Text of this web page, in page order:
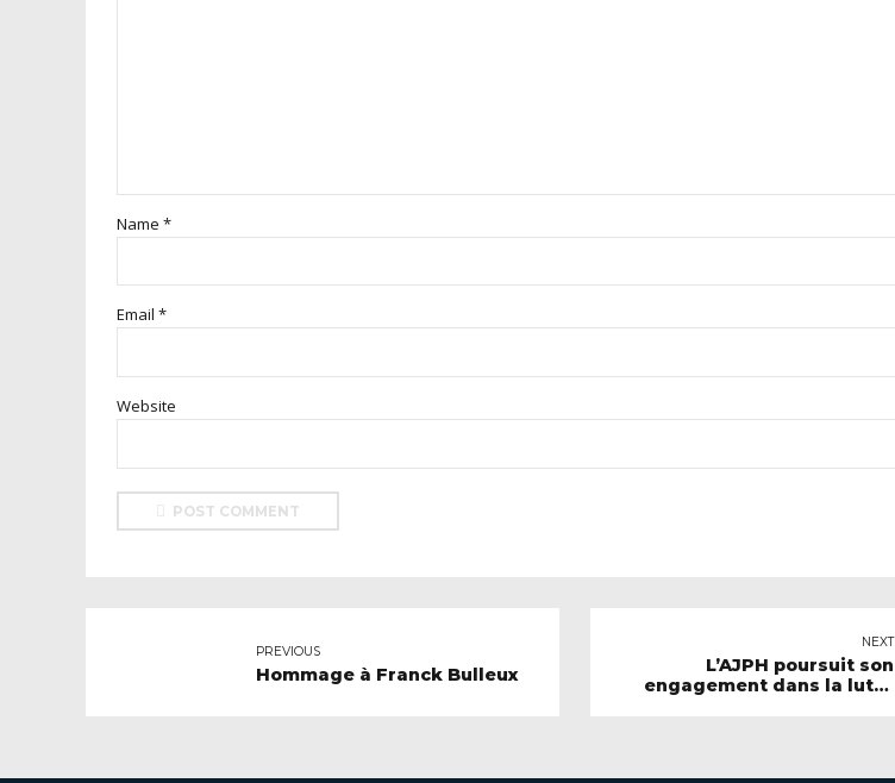
Name *
Email *
Website
POST COMMENT
PREVIOUS
Hommage à Franck Bulleux
NEXT
L’AJPH poursuit son
engagement dans la lutte